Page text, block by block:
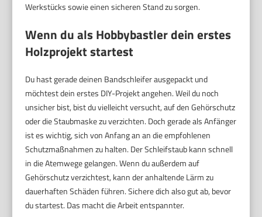
Werkstücks sowie einen sicheren Stand zu sorgen.
Wenn du als Hobbybastler dein erstes
Holzprojekt startest
Du hast gerade deinen Bandschleifer ausgepackt und
möchtest dein erstes DIY-Projekt angehen. Weil du noch
unsicher bist, bist du vielleicht versucht, auf den Gehörschutz
oder die Staubmaske zu verzichten. Doch gerade als Anfänger
ist es wichtig, sich von Anfang an an die empfohlenen
Schutzmaßnahmen zu halten. Der Schleifstaub kann schnell
in die Atemwege gelangen. Wenn du außerdem auf
Gehörschutz verzichtest, kann der anhaltende Lärm zu
dauerhaften Schäden führen. Sichere dich also gut ab, bevor
du startest. Das macht die Arbeit entspannter.